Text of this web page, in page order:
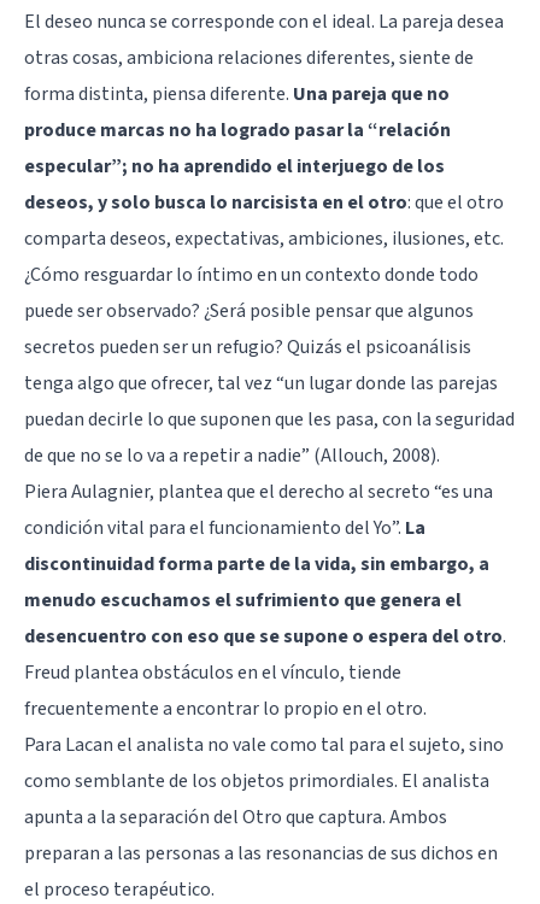
El deseo nunca se corresponde con el ideal. La pareja desea
otras cosas, ambiciona relaciones diferentes, siente de
forma distinta, piensa diferente. Una pareja que no
produce marcas no ha logrado pasar la “relación
especular”; no ha aprendido el interjuego de los
deseos, y solo busca lo narcisista en el otro: que el otro
comparta deseos, expectativas, ambiciones, ilusiones, etc.
¿Cómo resguardar lo íntimo en un contexto donde todo
puede ser observado? ¿Será posible pensar que algunos
secretos pueden ser un refugio? Quizás el psicoanálisis
tenga algo que ofrecer, tal vez “un lugar donde las parejas
puedan decirle lo que suponen que les pasa, con la seguridad
de que no se lo va a repetir a nadie” (Allouch, 2008).
Piera Aulagnier, plantea que el derecho al secreto “es una
condición vital para el funcionamiento del Yo”. La
discontinuidad forma parte de la vida, sin embargo, a
menudo escuchamos el sufrimiento que genera el
desencuentro con eso que se supone o espera del otro.
Freud plantea obstáculos en el vínculo, tiende
frecuentemente a encontrar lo propio en el otro.
Para Lacan el analista no vale como tal para el sujeto, sino
como semblante de los objetos primordiales. El analista
apunta a la separación del Otro que captura. Ambos
preparan a las personas a las resonancias de sus dichos en
el proceso terapéutico.